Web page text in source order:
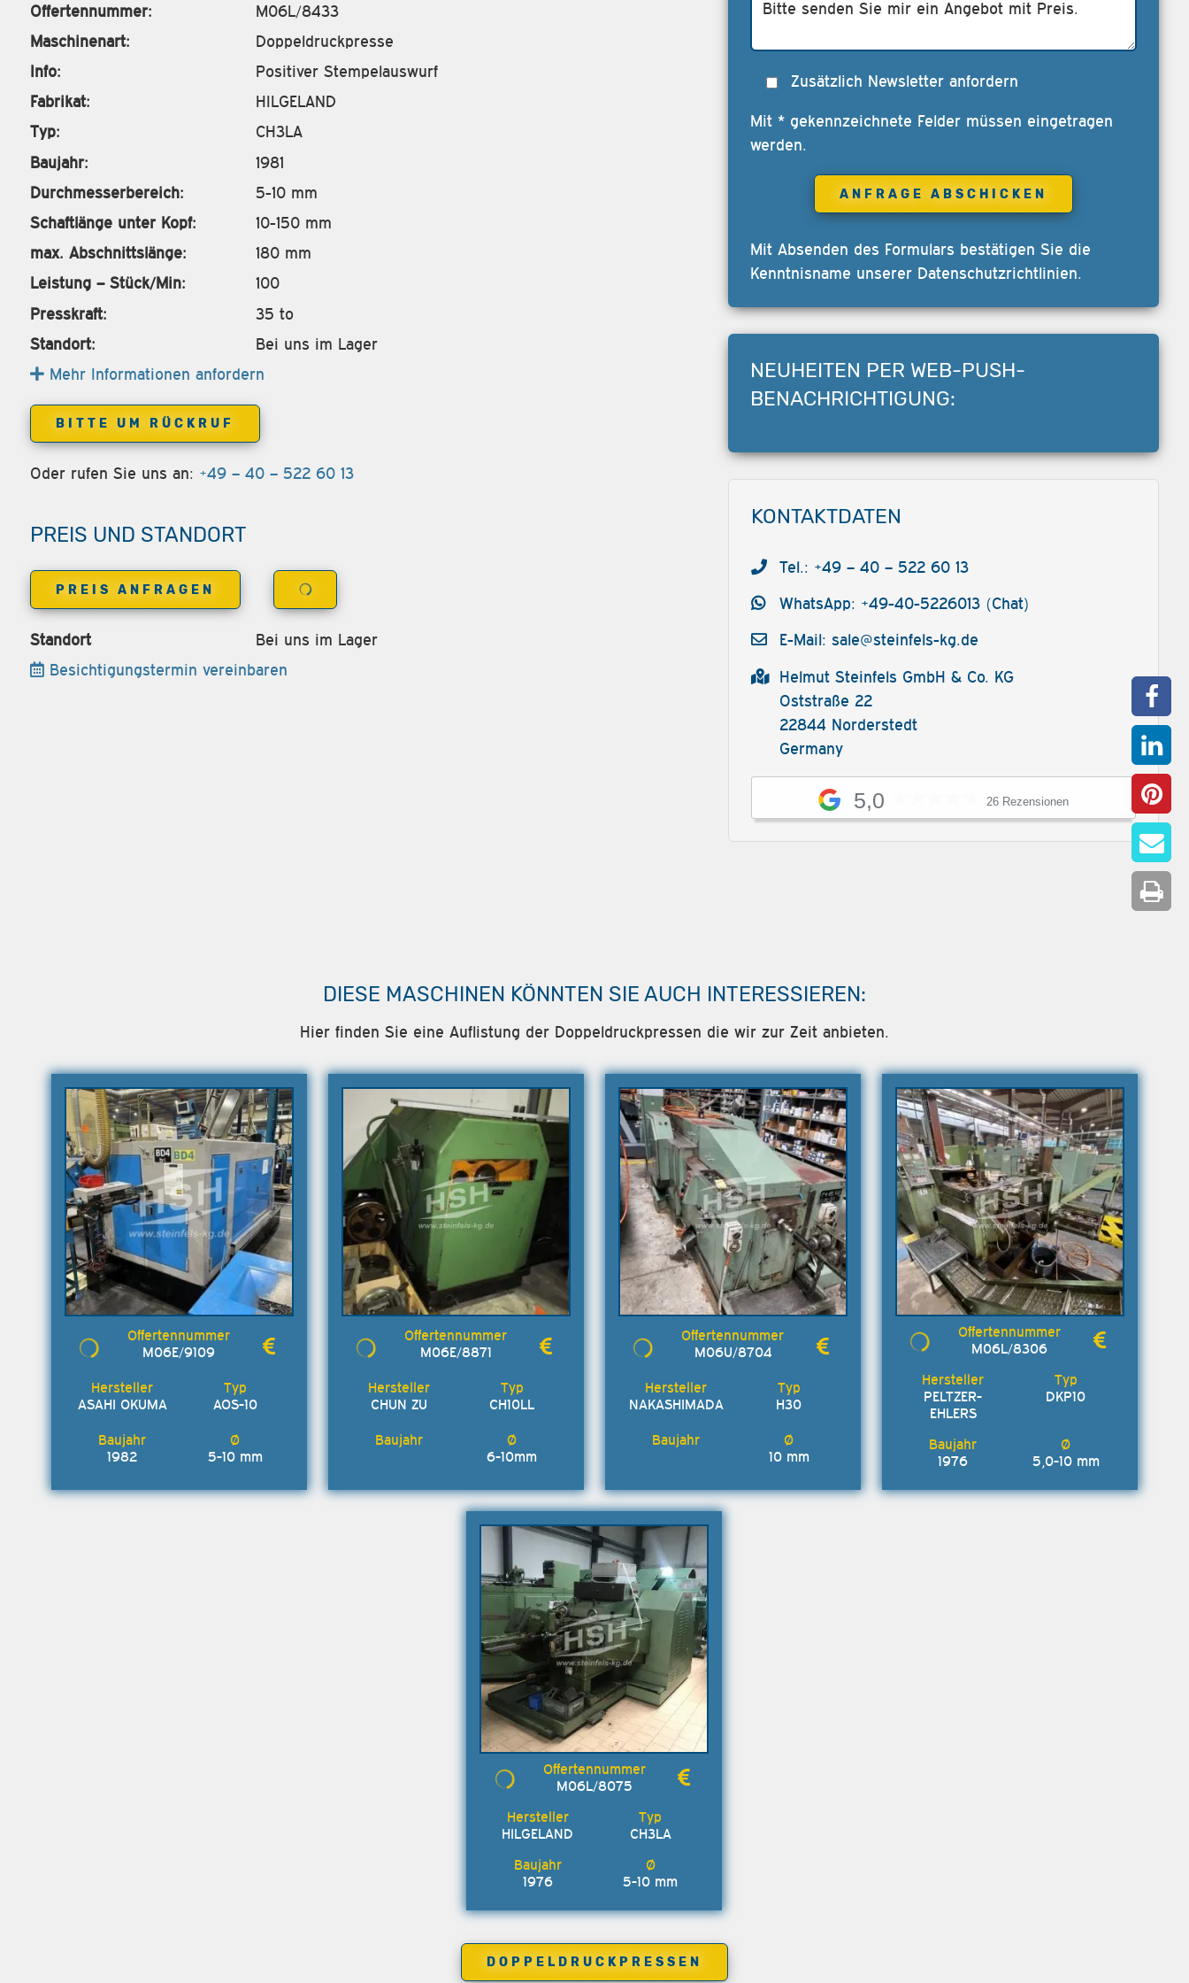
Offertennummer:
M06L/8433
Maschinenart:
Doppeldruckpresse
Info:
Positiver Stempelauswurf
Fabrikat:
HILGELAND
Typ:
CH3LA
Baujahr:
1981
Durchmesserbereich:
5-10 mm
Schaftlänge unter Kopf:
10-150 mm
max. Abschnittslänge:
180 mm
Leistung – Stück/Min:
100
Presskraft:
35 to
Standort:
Bei uns im Lager
Mehr Informationen anfordern
BITTE UM RÜCKRUF
Oder rufen Sie uns an: +49 – 40 – 522 60 13
PREIS UND STANDORT
PREIS ANFRAGEN
Standort
Bei uns im Lager
Besichtigungstermin vereinbaren
Zusätzlich Newsletter anfordern
Mit * gekennzeichnete Felder müssen eingetragen
werden.
Mit Absenden des Formulars bestätigen Sie die
Kenntnisname unserer Datenschutzrichtlinien.
NEUHEITEN PER WEB-PUSH-
BENACHRICHTIGUNG:
KONTAKTDATEN
Tel.: +49 – 40 – 522 60 13
WhatsApp: +49-40-5226013 (Chat)
E-Mail:sale@steinfels-kg.de
Helmut Steinfels GmbH & Co. KG
Oststraße 22
22844 Norderstedt
Germany
5,0 26 Rezensionen
DIESE MASCHINEN KÖNNTEN SIE AUCH INTERESSIEREN:
Hier finden Sie eine Auflistung der Doppeldruckpressen die wir zur Zeit anbieten.
M06E/9109
ASAHI OKUMA AOS-10
1982 5-10 mm
M06E/8871
CHUN ZU CH10LL
6-10mm
M06U/8704
NAKASHIMADA H30
10 mm
M06L/8306
PELTZER-
EHLERS
DKP10
1976 5,0-10 mm
M06L/8075
HILGELAND CH3LA
1976 5-10 mm
DOPPELDRUCKPRESSEN